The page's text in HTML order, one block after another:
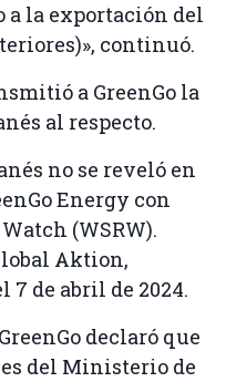
a la exportación del
continuó.
a GreenGo la
al respecto.
no se reveló en
Energy con
(WSRW).
Aktion,
7 de abril de 2024.
declaró que
del Ministerio de